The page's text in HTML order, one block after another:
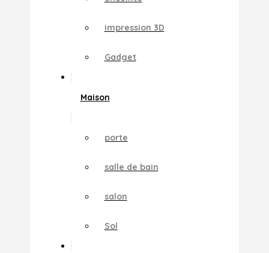
impression 3D
Gadget
Maison
porte
salle de bain
salon
Sol